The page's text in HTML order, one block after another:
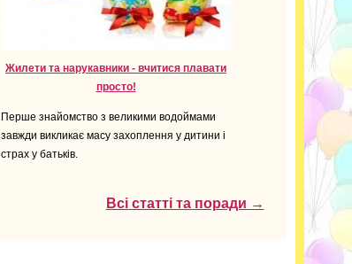
Жилети та нарукавники - вчитися плавати
просто!
Перше знайомство з великими водоймами
завжди викликає масу захоплення у дитини і
страх у батьків.
Всі статті та поради →